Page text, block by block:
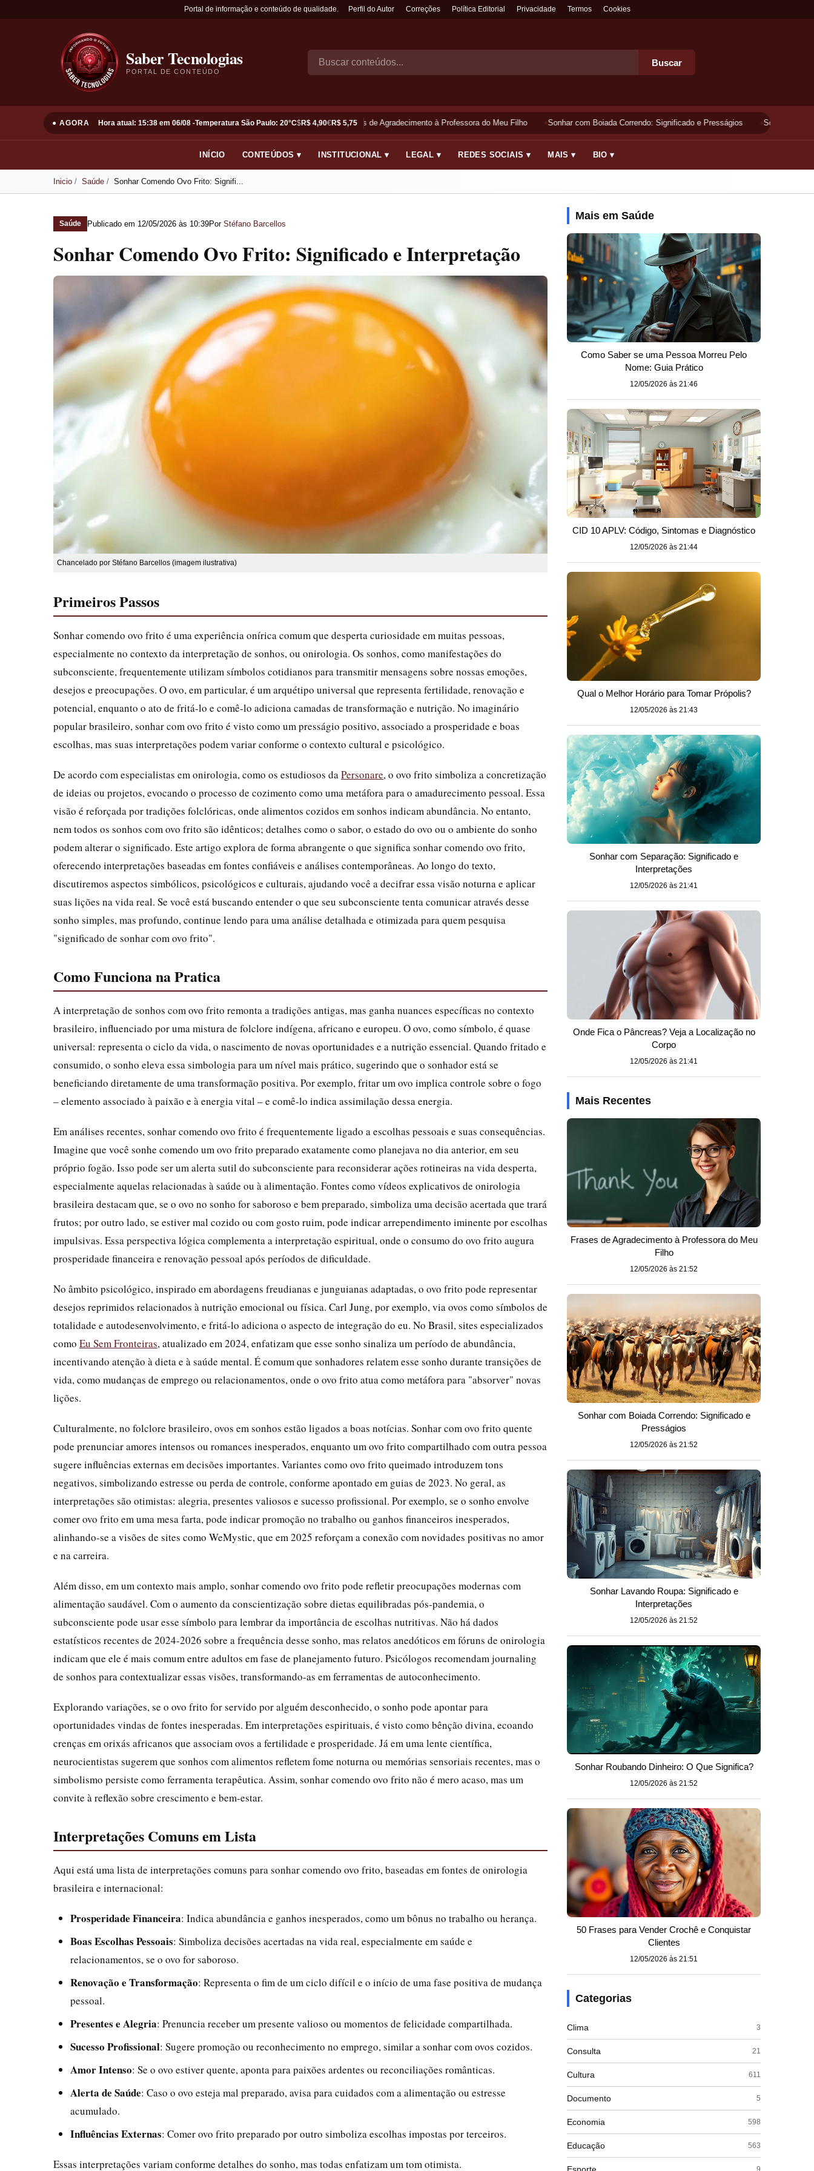
Portal de informação e conteúdo de qualidade. Perfil do Autor Correções Política Editorial Privacidade Termos Cookies
Saber Tecnologias
PORTAL DE CONTEÚDO
Buscar
● AGORA Hora atual: 15:38 em 06/08 -Temperatura São Paulo: 20°C$R$ 4,90€R$ 5,75
Frases de Agradecimento à Professora do Meu Filho Sonhar com Boiada Correndo: Significado e Presságios Sonhar
INÍCIO CONTEÚDOS ▾ INSTITUCIONAL ▾ LEGAL ▾ REDES SOCIAIS ▾ MAIS ▾ BIO ▾
Inicio Saúde Sonhar Comendo Ovo Frito: Signifi...
Saúde Publicado em 12/05/2026 às 10:39Por Stéfano Barcellos
Sonhar Comendo Ovo Frito: Significado e Interpretação
Chancelado por Stéfano Barcellos (imagem ilustrativa)
Primeiros Passos
Sonhar comendo ovo frito é uma experiência onírica comum que desperta curiosidade em muitas pessoas,
especialmente no contexto da interpretação de sonhos, ou onirologia. Os sonhos, como manifestações do
subconsciente, frequentemente utilizam símbolos cotidianos para transmitir mensagens sobre nossas emoções,
desejos e preocupações. O ovo, em particular, é um arquétipo universal que representa fertilidade, renovação e
potencial, enquanto o ato de fritá-lo e comê-lo adiciona camadas de transformação e nutrição. No imaginário
popular brasileiro, sonhar com ovo frito é visto como um presságio positivo, associado a prosperidade e boas
escolhas, mas suas interpretações podem variar conforme o contexto cultural e psicológico.
De acordo com especialistas em onirologia, como os estudiosos daPersonare, o ovo frito simboliza a concretização
de ideias ou projetos, evocando o processo de cozimento como uma metáfora para o amadurecimento pessoal. Essa
visão é reforçada por tradições folclóricas, onde alimentos cozidos em sonhos indicam abundância. No entanto,
nem todos os sonhos com ovo frito são idênticos; detalhes como o sabor, o estado do ovo ou o ambiente do sonho
podem alterar o significado. Este artigo explora de forma abrangente o que significa sonhar comendo ovo frito,
oferecendo interpretações baseadas em fontes confiáveis e análises contemporâneas. Ao longo do texto,
discutiremos aspectos simbólicos, psicológicos e culturais, ajudando você a decifrar essa visão noturna e aplicar
suas lições na vida real. Se você está buscando entender o que seu subconsciente tenta comunicar através desse
sonho simples, mas profundo, continue lendo para uma análise detalhada e otimizada para quem pesquisa
"significado de sonhar com ovo frito".
Como Funciona na Pratica
A interpretação de sonhos com ovo frito remonta a tradições antigas, mas ganha nuances específicas no contexto
brasileiro, influenciado por uma mistura de folclore indígena, africano e europeu. O ovo, como símbolo, é quase
universal: representa o ciclo da vida, o nascimento de novas oportunidades e a nutrição essencial. Quando fritado e
consumido, o sonho eleva essa simbologia para um nível mais prático, sugerindo que o sonhador está se
beneficiando diretamente de uma transformação positiva. Por exemplo, fritar um ovo implica controle sobre o fogo
– elemento associado à paixão e à energia vital – e comê-lo indica assimilação dessa energia.
Em análises recentes, sonhar comendo ovo frito é frequentemente ligado a escolhas pessoais e suas consequências.
Imagine que você sonhe comendo um ovo frito preparado exatamente como planejava no dia anterior, em seu
próprio fogão. Isso pode ser um alerta sutil do subconsciente para reconsiderar ações rotineiras na vida desperta,
especialmente aquelas relacionadas à saúde ou à alimentação. Fontes como vídeos explicativos de onirologia
brasileira destacam que, se o ovo no sonho for saboroso e bem preparado, simboliza uma decisão acertada que trará
frutos; por outro lado, se estiver mal cozido ou com gosto ruim, pode indicar arrependimento iminente por escolhas
impulsivas. Essa perspectiva lógica complementa a interpretação espiritual, onde o consumo do ovo frito augura
prosperidade financeira e renovação pessoal após períodos de dificuldade.
No âmbito psicológico, inspirado em abordagens freudianas e junguianas adaptadas, o ovo frito pode representar
desejos reprimidos relacionados à nutrição emocional ou física. Carl Jung, por exemplo, via ovos como símbolos de
totalidade e autodesenvolvimento, e fritá-lo adiciona o aspecto de integração do eu. No Brasil, sites especializados
como Eu Sem Fronteiras, atualizado em 2024, enfatizam que esse sonho sinaliza um período de abundância,
incentivando atenção à dieta e à saúde mental. É comum que sonhadores relatem esse sonho durante transições de
vida, como mudanças de emprego ou relacionamentos, onde o ovo frito atua como metáfora para "absorver" novas
lições.
Culturalmente, no folclore brasileiro, ovos em sonhos estão ligados a boas notícias. Sonhar com ovo frito quente
pode prenunciar amores intensos ou romances inesperados, enquanto um ovo frito compartilhado com outra pessoa
sugere influências externas em decisões importantes. Variantes como ovo frito queimado introduzem tons
negativos, simbolizando estresse ou perda de controle, conforme apontado em guias de 2023. No geral, as
interpretações são otimistas: alegria, presentes valiosos e sucesso profissional. Por exemplo, se o sonho envolve
comer ovo frito em uma mesa farta, pode indicar promoção no trabalho ou ganhos financeiros inesperados,
alinhando-se a visões de sites como WeMystic, que em 2025 reforçam a conexão com novidades positivas no amor
e na carreira.
Além disso, em um contexto mais amplo, sonhar comendo ovo frito pode refletir preocupações modernas com
alimentação saudável. Com o aumento da conscientização sobre dietas equilibradas pós-pandemia, o
subconsciente pode usar esse símbolo para lembrar da importância de escolhas nutritivas. Não há dados
estatísticos recentes de 2024-2026 sobre a frequência desse sonho, mas relatos anedóticos em fóruns de onirologia
indicam que ele é mais comum entre adultos em fase de planejamento futuro. Psicólogos recomendam journaling
de sonhos para contextualizar essas visões, transformando-as em ferramentas de autoconhecimento.
Explorando variações, se o ovo frito for servido por alguém desconhecido, o sonho pode apontar para
oportunidades vindas de fontes inesperadas. Em interpretações espirituais, é visto como bênção divina, ecoando
crenças em orixás africanos que associam ovos a fertilidade e prosperidade. Já em uma lente científica,
neurocientistas sugerem que sonhos com alimentos refletem fome noturna ou memórias sensoriais recentes, mas o
simbolismo persiste como ferramenta terapêutica. Assim, sonhar comendo ovo frito não é mero acaso, mas um
convite à reflexão sobre crescimento e bem-estar.
Interpretações Comuns em Lista
Aqui está uma lista de interpretações comuns para sonhar comendo ovo frito, baseadas em fontes de onirologia
brasileira e internacional:
Prosperidade Financeira: Indica abundância e ganhos inesperados, como um bônus no trabalho ou herança.
Boas Escolhas Pessoais: Simboliza decisões acertadas na vida real, especialmente em saúde e
relacionamentos, se o ovo for saboroso.
Renovação e Transformação: Representa o fim de um ciclo difícil e o início de uma fase positiva de mudança
pessoal.
Presentes e Alegria: Prenuncia receber um presente valioso ou momentos de felicidade compartilhada.
Sucesso Profissional: Sugere promoção ou reconhecimento no emprego, similar a sonhar com ovos cozidos.
Amor Intenso: Se o ovo estiver quente, aponta para paixões ardentes ou reconciliações românticas.
Alerta de Saúde: Caso o ovo esteja mal preparado, avisa para cuidados com a alimentação ou estresse
acumulado.
Influências Externas: Comer ovo frito preparado por outro simboliza escolhas impostas por terceiros.
Essas interpretações variam conforme detalhes do sonho, mas todas enfatizam um tom otimista.
Mais em Saúde
Como Saber se uma Pessoa Morreu Pelo
Nome: Guia Prático
12/05/2026 às 21:46
CID 10 APLV: Código, Sintomas e Diagnóstico
12/05/2026 às 21:44
Qual o Melhor Horário para Tomar Própolis?
12/05/2026 às 21:43
Sonhar com Separação: Significado e
Interpretações
12/05/2026 às 21:41
Onde Fica o Pâncreas? Veja a Localização no
Corpo
12/05/2026 às 21:41
Mais Recentes
Frases de Agradecimento à Professora do Meu
Filho
12/05/2026 às 21:52
Sonhar com Boiada Correndo: Significado e
Presságios
12/05/2026 às 21:52
Sonhar Lavando Roupa: Significado e
Interpretações
12/05/2026 às 21:52
Sonhar Roubando Dinheiro: O Que Significa?
12/05/2026 às 21:52
50 Frases para Vender Crochê e Conquistar
Clientes
12/05/2026 às 21:51
Categorias
Clima 3
Consulta 21
Cultura 611
Documento 5
Economia 598
Educação 563
9